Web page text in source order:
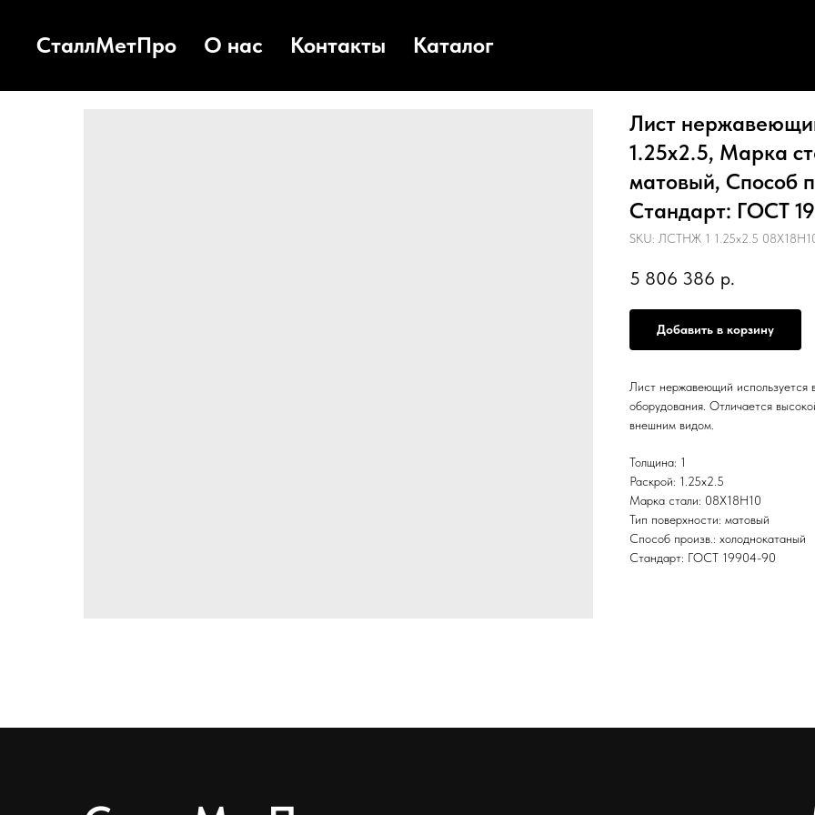
СталлМетПро О нас Контакты Каталог
Лист
1.25х2.5, Марка
матовый, Способ
Стандарт: ГОСТ
SKU: ЛСТНЖ 1 1.25х2.5
5 806 386 р.
Добавить в корзину
Лист нержавеющий используется
оборудования. Отличается
внешним видом.
Толщина: 1
Раскрой: 1.25х2.5
Марка стали: 08Х18Н10
Тип поверхности: матовый
Способ произв.: холоднокатаный
Стандарт: ГОСТ 19904-90